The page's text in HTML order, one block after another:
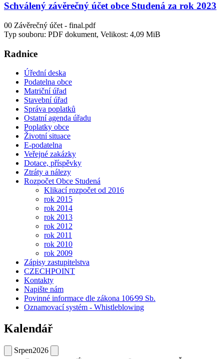
Schválený závěrečný účet obce Studená za rok 2023
00 Závěrečný účet - final.pdf
Typ souboru: PDF dokument, Velikost: 4,09 MiB
Radnice
Úřední deska
Podatelna obce
Matriční úřad
Stavební úřad
Správa poplatků
Ostatní agenda úřadu
Poplatky obce
Životní situace
E-podatelna
Veřejné zakázky
Dotace, příspěvky
Ztráty a nálezy
Rozpočet Obce Studená
Klikací rozpočet od 2016
rok 2015
rok 2014
rok 2013
rok 2012
rok 2011
rok 2010
rok 2009
Zápisy zastupitelstva
CZECHPOINT
Kontakty
Napište nám
Povinné informace dle zákona 106⁄99 Sb.
Oznamovací systém - Whistleblowing
Kalendář
Srpen2026